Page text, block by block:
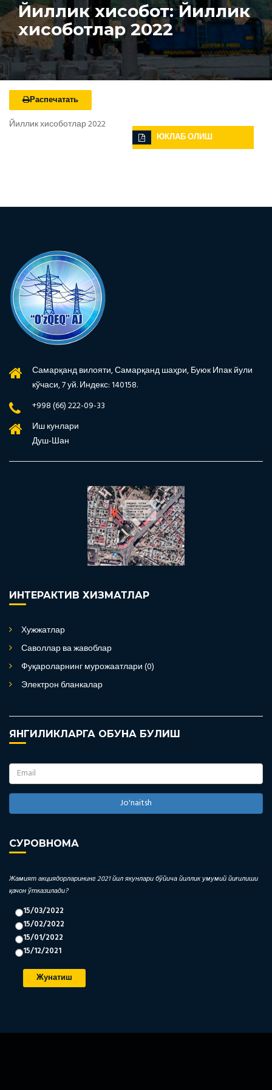
Йиллик хисобот: Йиллик
хисоботлар 2022
Распечатать
ЮКЛАБ ОЛИШ
Йиллик хисоботлар 2022
Самарқанд вилояти, Самарқанд шаҳри, Буюк Ипак йули
кўчаси, 7 уй. Индекс: 140158.
+998 (66) 222-09-33
Иш кунлари
Душ-Шан
ИНТЕРАКТИВ ХИЗМАТЛАР
Хужжатлар
Саволлар ва жавоблар
Фуқароларнинг мурожаатлари (0)
Электрон бланкалар
ЯНГИЛИКЛАРГА ОБУНА БУЛИШ
Jo'naitsh
СУРОВНОМА
Жамият акциядорларининг 2021 йил якунлари бўйича йиллик умумий йиғилиши
қачон ўтказилади?
15/03/2022
15/02/2022
15/01/2022
15/12/2021